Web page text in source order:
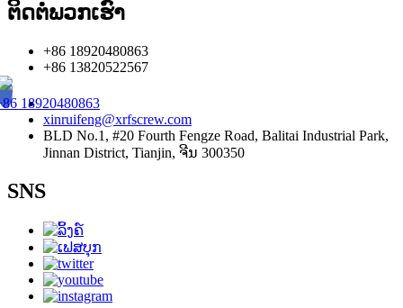
ຕິດ​ຕໍ່​ພວກ​ເຮົາ
+86 18920480863
+86 13820522567
18920480863
xinruifeng@xrfscrew.com
BLD No.1, #20 Fourth Fengze Road, Balitai Industrial Park,
Jinnan District, Tianjin, ຈີນ 300350
SNS